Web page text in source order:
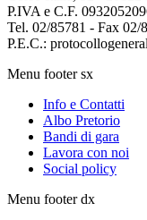
P.IVA e C.F.
Tel. 02/85781 - Fax 02/
P.E.C.:
Menu footer sx
Info e Contatti
Albo Pretorio
Bandi di gara
Lavora con noi
Social policy
Menu footer dx